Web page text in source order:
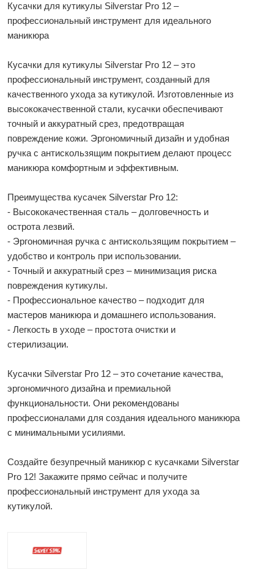
Кусачки для кутикулы Silverstar Pro 12 –
профессиональный инструмент для идеального
маникюра
Кусачки для кутикулы Silverstar Pro 12 – это
профессиональный инструмент, созданный для
качественного ухода за кутикулой. Изготовленные из
высококачественной стали, кусачки обеспечивают
точный и аккуратный срез, предотвращая
повреждение кожи. Эргономичный дизайн и удобная
ручка с антискользящим покрытием делают процесс
маникюра комфортным и эффективным.
Преимущества кусачек Silverstar Pro 12:
- Высококачественная сталь – долговечность и
острота лезвий.
- Эргономичная ручка с антискользящим покрытием –
удобство и контроль при использовании.
- Точный и аккуратный срез – минимизация риска
повреждения кутикулы.
- Профессиональное качество – подходит для
мастеров маникюра и домашнего использования.
- Легкость в уходе – простота очистки и
стерилизации.
Кусачки Silverstar Pro 12 – это сочетание качества,
эргономичного дизайна и премиальной
функциональности. Они рекомендованы
профессионалами для создания идеального маникюра
с минимальными усилиями.
Создайте безупречный маникюр с кусачками Silverstar
Pro 12! Закажите прямо сейчас и получите
профессиональный инструмент для ухода за
кутикулой.